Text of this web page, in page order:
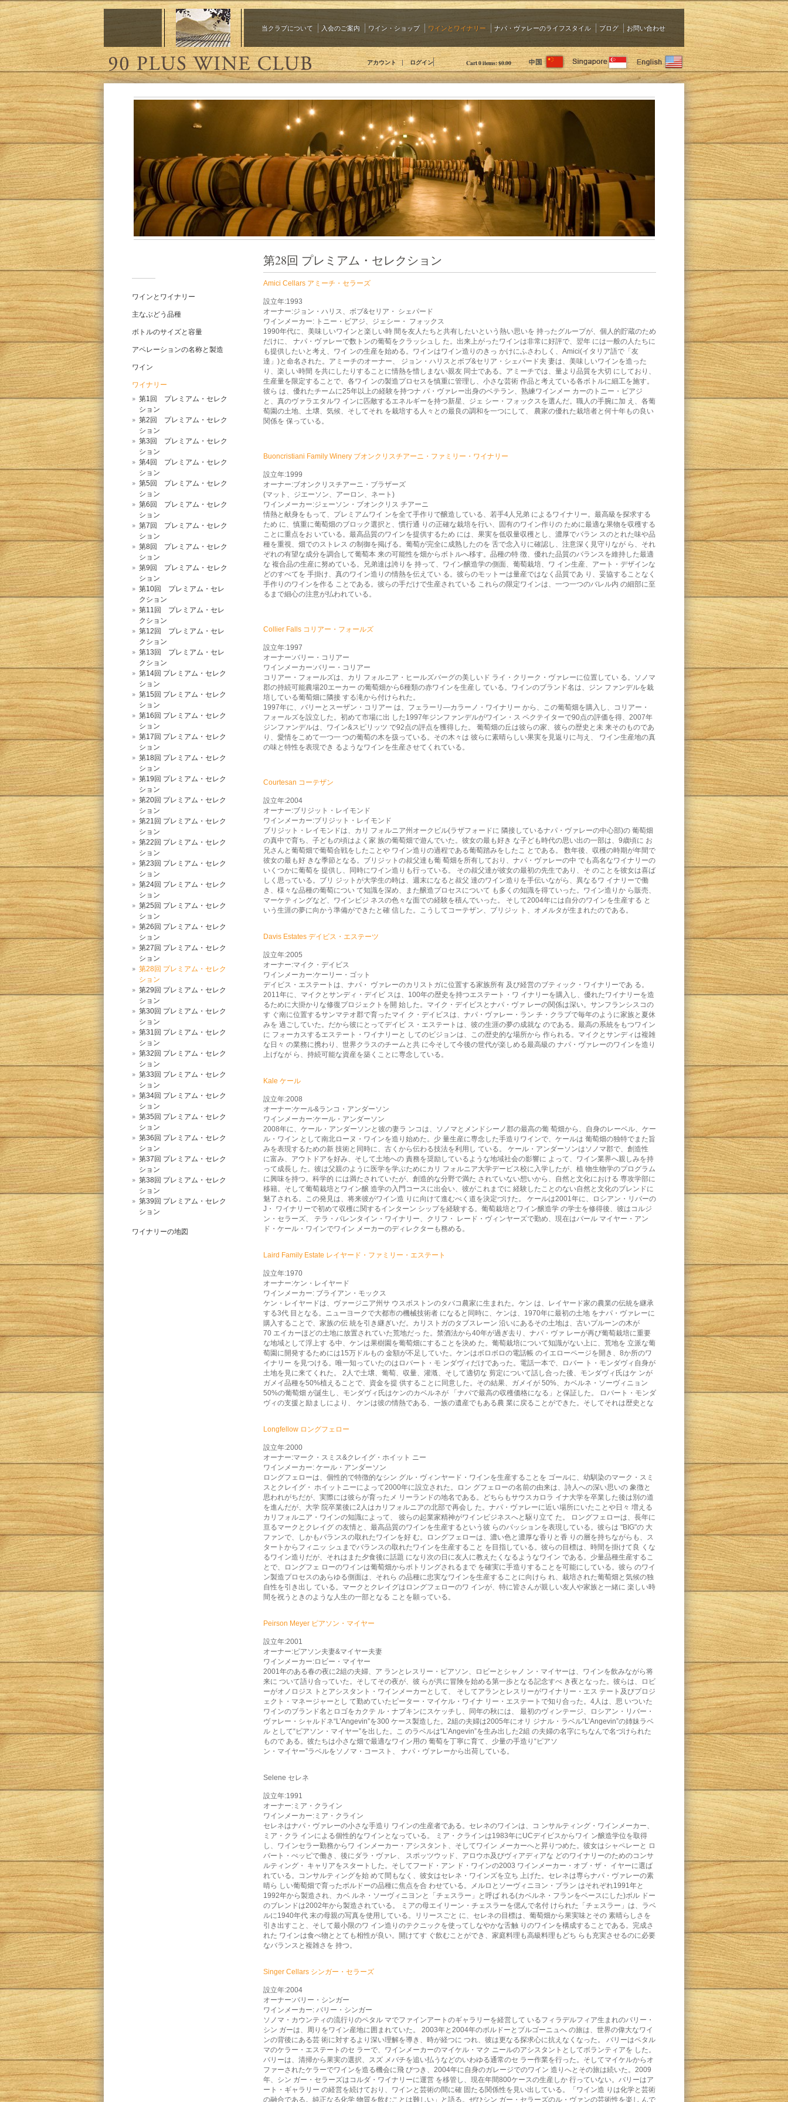
当クラブについて 入会のご案内 ワイン・ショップ ワインとワイナリー ナパ・ヴァレーのライフスタイル ブログ お問い合わせ
Cart0items:$0.00
アカウント ログイン
The 90 Plus Wine Club Jp
第28回 プレミアム・セレクション
Amici Cellars アミーチ・セラーズ
設立年:1993
オーナー:ジョン・ハリス、ボブ&セリア・ シェパード
ワインメーカー: トニー・ビアジ、ジェシー・ フォックス
1990年代に、美味しいワインと楽しい時 間を友人たちと共有したいという熱い思いを 持ったグループが、個人的貯蔵のため
だけに、 ナパ・ヴァレーで数トンの葡萄をクラッシュし た。出来上がったワインは非常に好評で、翌年 には一般の人たちに
も提供したいと考え、ワイ ンの生産を始める。ワインはワイン造りのきっ かけにふさわしく、Amici(イタリア語で「友
達」)と命名された。アミーチのオーナー、 ジョン・ハリスとボブ&セリア・シェパード夫 妻は、美味しいワインを造った
り、楽しい時間 を共にしたりすることに情熱を惜しまない親友 同士である。アミーチでは、量より品質を大切 にしており、
生産量を限定することで、各ワイ ンの製造プロセスを慎重に管理し、小さな芸術 作品と考えている各ボトルに細工を施す。
彼ら は、優れたチームに25年以上の経験を持つナ パ・ヴァレー出身のベテラン、熟練ワインメー カーのトニー・ビアジ
と、真のヴァラエタルワ インに匹敵するエネルギーを持つ新星、ジェ シー・フォックスを選んだ。職人の手腕に加 え、各葡
萄園の土地、土壌、気候、そしてそれ を栽培する人々との最良の調和を一つにして、 農家の優れた栽培者と何十年もの良い
関係を 保っている。
Buoncristiani Family Winery ブオンクリスチアーニ・ファミリー・ワイナリー
設立年:1999
オーナー:ブオンクリスチアーニ・ブラザーズ
(マット、ジエーソン、アーロン、ネート)
ワインメーカー:ジェーソン・ブオンクリス チアーニ
情熱と献身をもって、プレミアムワイ ンを全て手作りで醸造している、若手4人兄弟 によるワイナリー。最高級を探求する
ため に、慎重に葡萄畑のブロック選択と、慣行通 りの正確な栽培を行い、固有のワイン作りの ために最適な果物を収穫する
ことに重点をお いている。最高品質のワインを提供するため には、果実を低収量収穫とし、濃厚でバラン スのとれた味や品
種を重視、畑でのストレス の制御を掲げる。葡萄が完全に成熟したのを 舌で念入りに確認し、注意深く見守りなが ら、それ
ぞれの有望な成分を調合して葡萄本 来の可能性を畑からボトルへ移す。品種の特 徴、優れた品質のバランスを維持した最適
な 複合品の生産に努めている。兄弟達は誇りを 持って、ワイン醸造学の側面、葡萄栽培、ワ イン生産、アート・デザインな
どのすべてを 手掛け、真のワイン造りの情熱を伝えてい る。彼らのモットーは量産ではなく品質であ り、妥協することなく
手作りのワインを作る ことである。彼らの手だけで生産されている これらの限定ワインは、一つ一つのバレル内 の細部に至
るまで細心の注意が払われている。
Collier Falls コリアー・フォールズ
設立年:1997
オーナー:バリー・コリアー
ワインメーカー:バリー・コリアー
コリアー・フォールズは、カリ フォルニア・ヒールズバーグの美しいド ライ・クリーク・ヴァレーに位置してい る。ソノマ
郡の持続可能農場20エーカー の葡萄畑から6種類の赤ワインを生産し ている。ワインのブランド名は、ジン ファンデルを栽
培している葡萄畑に隣接 する滝から付けられた。
1997年に、バリーとスーザン・コリアー は、フェラーリ―カラーノ・ワイナリー から、この葡萄畑を購入し、コリアー・
フォールズを設立した。初めて市場に出 した1997年ジンファンデルがワイン・ス ペクテイターで90点の評価を得、2007年
ジンファンデルは、ワイン&スピリッツ で92点の評点を獲得した。 葡萄畑の丘は彼らの家、彼らの歴史と未 来そのものであ
り、愛情をこめて一つ一 つの葡萄の木を扱っている。その木々は 彼らに素晴らしい果実を見返りに与え、 ワイン生産地の真
の味と特性を表現でき るようなワインを生産させてくれている。
Courtesan コーテザン
設立年:2004
オーナー:ブリジット・レイモンド
ワインメーカー:ブリジット・レイモンド
ブリジット・レイモンドは、カリ フォルニア州オークビル(ラザフォードに 隣接しているナパ・ヴァレーの中心部)の 葡萄畑
の真中で育ち、子どもの頃はよく家 族の葡萄畑で遊んでいた。彼女の最も好き な子ども時代の思い出の一部は、9歳頃に お
兄さんと葡萄畑で葡萄合戦をしたことや ワイン造りの過程である葡萄踏みをしたこ とである。 数年後、収穫の時期が年間で
彼女の最も好 きな季節となる。ブリジットの叔父達も葡 萄畑を所有しており、ナパ・ヴァレーの中 でも高名なワイナリーの
いくつかに葡萄を 提供し、同時にワイン造りも行っている。 その叔父達が彼女の最初の先生であり、そ のことを彼女は喜ば
しく思っている。ブリ ジットが大学生の時は、週末になると叔父 達のワイン造りを手伝いながら、異なるワ イナリーで働
き、様々な品種の葡萄につい て知識を深め、また醸造プロセスについて も多くの知識を得ていった。ワイン造りか ら販売、
マーケティングなど、ワインビジ ネスの色々な面での経験を積んでいった。 そして2004年には自分のワインを生産する と
いう生涯の夢に向かう準備ができたと確 信した。こうしてコーテザン、ブリジッ ト、オメルタが生まれたのである。
Davis Estates デイビス・エステーツ
設立年:2005
オーナー:マイク・デイビス
ワインメーカー:ケーリー・ゴット
デイビス・エステートは、ナパ・ ヴァレーのカリストガに位置する家族所有 及び経営のブティック・ワイナリーであ る。
2011年に、マイクとサンディ・デイビ スは、100年の歴史を持つエステート・ワ イナリーを購入し、優れたワイナリーを造
るために大掛かりな修復プロジェクトを開 始した。マイク・デイビスとナパ・ヴァ レーの関係は深い。サンフランシスコの
す ぐ南に位置するサンマテオ郡で育ったマイ ク・デイビスは、ナパ・ヴァレー・ラン チ・クラブで毎年のように家族と夏休
みを 過ごしていた。だから彼にとってデイビ ス・エステートは、彼の生涯の夢の成就な のである。最高の系統をもつワイン
に フォーカスするエステート・ワイナリーと してのビジョンは、この歴史的な場所から 作られる。マイクとサンディは複雑
な日々 の業務に携わり、世界クラスのチームと共 に今そして今後の世代が楽しめる最高級の ナパ・ヴァレーのワインを造り
上げなが ら、持続可能な資産を築くことに専念している。
Kale ケール
設立年:2008
オーナー:ケール&ランコ・アンダーソン
ワインメーカー:ケール・アンダーソン
2008年に、ケール・アンダーソンと彼の妻ラ ンコは、ソノマとメンドシーノ郡の最高の葡 萄畑から、自身のレーベル、ケー
ル・ワイン として南北ローヌ・ワインを造り始めた。少 量生産に専念した手造りワインで、ケールは 葡萄畑の独特でまた旨
みを表現するための新 技術と同時に、古くから伝わる技法を利用し ている。 ケール・アンダーソンはソノマ郡で、創造性
に富み、アウトドアを好み、そして土地への 責務を奨励しているような地域社会の影響に よって、ワイン業界へ親しみを持
って成長し た。彼は父親のように医学を学ぶためにカリ フォルニア大学デービス校に入学したが、植 物生物学のプログラム
に興味を持つ。科学的 には満たされていたが、創造的な分野で満た されていない想いから、自然と文化における 専攻学部に
移籍。そして葡萄栽培とワイン醸 造学の入門コースに出会い、彼がこれまでに 経験したことのない自然と文化のブレンドに
魅了される。この発見は、将来彼がワイン造 りに向けて進むべく道を決定づけた。 ケールは2001年に、ロシアン・リバーの
J・ ワイナリーで初めて収穫に関するインターン シップを経験する。葡萄栽培とワイン醸造学 の学士を修得後、彼はコルジ
ン・セラーズ、 テラ・バレンタイン・ワイナリー、クリフ・ レード・ヴィンヤーズで勤め、現在はパール マイヤー・アン
ド・ケール・ワインでワイン メーカーのディレクターも務める。
Laird Family Estate レイヤード・ファミリー・エステート
設立年:1970
オーナー:ケン・レイヤード
ワインメーカー: ブライアン・モックス
ケン・レイヤードは、ヴァージニア州サ ウスボストンのタバコ農家に生まれた。ケン は、レイヤード家の農業の伝統を継承
する3代 目となる。ニューヨークで大都市の機械技術者 になると同時に、ケンは、1970年に最初の土地 をナパ・ヴァレーに
購入することで、家族の伝 統を引き継ぎいだ。カリストガのタブスレーン 沿いにあるその土地は、古いプルーンの木が
70 エイカーほどの土地に放置されていた荒地だっ た。禁酒法から40年が過ぎ去り、ナパ・ヴァ レーが再び葡萄栽培に重要
な地域として浮上す る中、ケンは果樹園を葡萄畑にすることを決め た。葡萄栽培について知識がない上に、荒地を 立派な葡
萄園に開発するためには15万ドルもの 金額が不足していた。ケンはボロボロの電話帳 のイエローページを開き、8か所のワ
イナリー を見つける。唯一知っていたのはロバート・モ ンダヴィだけであった。電話一本で、ロバー ト・モンダヴィ自身が
土地を見に来てくれた。 2人で土壌、葡萄、収量、灌漑、そして適切な 剪定について話し合った後、モンダヴィ氏はケ ンが
ガメイ品種を50%植えることで、資金を提 供することに同意した。その結果、ガメイが 50%、カベルネ・ソーヴィニョン
50%の葡萄畑 が誕生し、モンダヴィ氏はケンのカベルネが 「ナパで最高の収穫価格になる」と保証した。 ロバート・モンダ
ヴィの支援と励ましにより、 ケンは彼の情熱である、一族の遺産でもある農 業に戻ることができた。そしてそれは歴史とな
Longfellow ロングフェロー
設立年:2000
オーナー:マーク・スミス&クレイグ・ホイット ニー
ワインメーカー: ケール・アンダーソン
ロングフェローは、個性的で特徴的なシン グル・ヴィンヤード・ワインを生産することを ゴールに、幼馴染のマーク・スミ
スとクレイグ・ ホイットニーによって2000年に設立された。ロン グフェローの名前の由来は、詩人への深い思いの 象徴と
思われがちだが、実際には彼らが育ったメ リーランドの地名である。どちらもサウスカロラ イナ大学を卒業した後は別の道
を進んだが、大学 院卒業後に2人はカリフォルニアの北部で再会し た。ナパ・ヴァレーに近い場所にいたことや日々 増える
カリフォルニア・ワインの知識によって、 彼らの起業家精神がワインビジネスへと駆り立て た。 ロングフェローは、長年に
亘るマークとクレイグ の友情と、最高品質のワインを生産するという彼 らのパッションを表現している。彼らは "BIG"の 大
ファンで、しかもバランスの取れたワインを好 む。ロングフェローは、濃い色と濃厚な香りと香 りの層を持ちながらも、ス
タートからフィニッ シュまでバランスの取れたワインを生産すること を目指している。彼らの目標は、時間を掛けて良 くな
るワイン造りだが、それはまた夕食後に話題 になり次の日に友人に教えたくなるようなワイン である。少量品種生産するこ
とで、ロングフェ ローのワインは葡萄畑からボトリングされるまで を確実に手造りすることを可能にしている。彼ら のワイ
ン製造プロセスのあらゆる側面は、それら の品種に忠実なワインを生産することに向けら れ、栽培された葡萄畑と気候の独
自性を引き出し ている。マークとクレイグはロングフェローのワ インが、特に皆さんが親しい友人や家族と一緒に 楽しい時
間を祝うときのような人生の一部となる ことを願っている。
Peirson Meyer ピアソン・マイヤー
設立年:2001
オーナー:ピアソン夫妻&マイヤー夫妻
ワインメーカー:ロビー・マイヤー
2001年のある春の夜に2組の夫婦、ア ランとレスリー・ピアソン、ロビーとシャノ ン・マイヤーは、ワインを飲みながら将
来に ついて語り合っていた。そしてその夜が、彼 らが共に冒険を始める第一歩となる記念すべ き夜となった。彼らは、ロビ
ーがオノロジス トとアシスタント・ワインメーカーとして、 そしてアランとレスリーがワイナリー・エス テート及びプロジ
ェクト・マネージャーとし て勤めていたピーター・マイケル・ワイナ リー・エステートで知り合った。4人は、思 いついた
ワインのブランド名とロゴをカクテ ル・ナプキンにスケッチし、同年の秋には、 最初のヴィンテージ、ロシアン・リバー・
ヴァレー・シャルドネ“L’Angevin”を300 ケース製造した。2組の夫婦は2005年にオリ ジナル・ラベル“L’Angevin”の姉妹ラベ
ル として“ピアソン・マイヤー”を出した。こ のラベルは“L’Angevin”を生み出した2組 の夫婦の名字にちなんで名づけられた
もので ある。彼たちは小さな畑で最適なワイン用の 葡萄を丁寧に育て、少量の手造り“ピアソ
ン・マイヤー”ラベルをソノマ・コースト、 ナパ・ヴァレーから出荷している。
Selene セレネ
設立年:1991
オーナー:ミア・クライン
ワインメーカー:ミア・クライン
セレネはナパ・ヴァレーの小さな手造り ワインの生産者である。セレネのワインは、コ ンサルティング・ワインメーカー、
ミア・クラ インによる個性的なワインとなっている。 ミア・クラインは1983年にUCデイビスからワイ ン醸造学位を取得
し、ワインセラー勤務からワ インメーカー・アシスタント、そしてワイン メーカーへと昇りつめた。彼女はシャペレーと ロ
バート・ぺッピで働き、後にダラ・ヴァレ、 スポッツウッド、アロウホ及びヴィアディアな どのワイナリーのためのコンサ
ルティング・ キャリアをスタートした。そしてフード・アン ド・ワインの2003 ワインメーカー・オブ・ザ・ イヤーに選ば
れている。コンサルティングを始 めて間もなく、彼女はセレネ・ワインズを立ち 上げた。セレネは専らナパ・ヴァレーの素
晴ら しい葡萄畑で育ったボルドーの品種に焦点を合 わせている。メルロとソーヴィニヨン・ブラン はそれぞれ1991年と
1992年から製造され、カベ ルネ・ソーヴィニヨンと「チェスラー」と呼ば れる(カベルネ・フランをベースにした)ボル ドー
のブレンドは2002年から製造されている。 ミアの母エイリーン・チェスラーを偲んで名付 けられた「チェスラー」は、ラベ
ルに1940年代 末の母親の写真を使用している。リリースごと に、セレネの目標は、葡萄畑から果実味とその 素晴らしさを
引き出すこと、そして最小限のワ イン造りのテクニックを使ってしなやかな舌触 りのワインを構成することである。完成さ
れた ワインは食べ物ととても相性が良い。開けてす ぐ飲むことができ、家庭料理も高級料理もどち らも充実させるのに必要
なバランスと複雑さを 持つ。
Singer Cellars シンガー・セラーズ
設立年:2004
オーナー:バリー・シンガー
ワインメーカー: バリー・シンガー
ソノマ・カウンティの流行りのペタル マでファインアートのギャラリーを経営して いるフィラデルフィア生まれのバリー・
シン ガーは、周りをワイン産地に囲まれていた。 2003年と2004年のボルドーとブルゴーニュへ の旅は、世界の偉大なワイ
ンの背後にある芸 術に対するより深い理解を導き、時が経つに つれ、彼は更なる探求心に抗えなくなった。 バリーはペタル
マのケラー・エステートのセ ラーで、ワインメーカーのマイケル・マク ニールのアシスタントとしてボランティアを した。
バリーは、清掃から果実の選択、スズ メバチを追い払うなどのいわゆる通常のセ ラー作業を行った。そしてマイケルからオ
ファーされたケラーでワインを造る機会に飛 びつき、2004年に自身のガレージでのワイン 造りへとその旅は続いた。2009
年、シン ガー・セラーズはコルダ・ワイナリーに運営 を移管し、現在年間800ケースの生産しか 行っていない。バリーはア
ート・ギャラリー の経営を続けており、ワインと芸術の間に確 固たる関係性を見い出している。「ワイン造 りは化学と芸術
の融合である。純正なる化学 物質を飲むことは難しい」と語る。ぜひシン ガー・セラーズのル・ヴァンの芸術性を楽し んで
ワイ
ンと
ワイ
ナリ
ー
ワインとワイナリー
主なぶどう品種
ボトルのサイズと容量
アペレーションの名称と製造
ワイン
ワイナリー
第1回 プレミアム・セレク
ション
第2回 プレミアム・セレク
ション
第3回 プレミアム・セレク
ション
第4回 プレミアム・セレク
ション
第5回 プレミアム・セレク
ション
第6回 プレミアム・セレク
ション
第7回 プレミアム・セレク
ション
第8回 プレミアム・セレク
ション
第9回 プレミアム・セレク
ション
第10回 プレミアム・セレ
クション
第11回 プレミアム・セレ
クション
第12回 プレミアム・セレ
クション
第13回 プレミアム・セレ
クション
第14回 プレミアム・セレク
ション
第15回 プレミアム・セレク
ション
第16回 プレミアム・セレク
ション
第17回 プレミアム・セレク
ション
第18回 プレミアム・セレク
ション
第19回 プレミアム・セレク
ション
第20回 プレミアム・セレク
ション
第21回 プレミアム・セレク
ション
第22回 プレミアム・セレク
ション
第23回 プレミアム・セレク
ション
第24回 プレミアム・セレク
ション
第25回 プレミアム・セレク
ション
第26回 プレミアム・セレク
ション
第27回 プレミアム・セレク
ション
第28回 プレミアム・セレク
ション
第29回 プレミアム・セレク
ション
第30回 プレミアム・セレク
ション
第31回 プレミアム・セレク
ション
第32回 プレミアム・セレク
ション
第33回 プレミアム・セレク
ション
第34回 プレミアム・セレク
ション
第35回 プレミアム・セレク
ション
第36回 プレミアム・セレク
ション
第37回 プレミアム・セレク
ション
第38回 プレミアム・セレク
ション
第39回 プレミアム・セレク
ション
ワイナリーの地図